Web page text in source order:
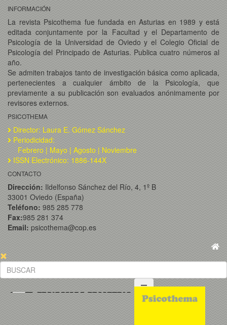
INFORMACIÓN
La revista Psicothema fue fundada en Asturias en 1989 y está
editada conjuntamente por la Facultad y el Departamento de
Psicología de la Universidad de Oviedo y el Colegio Oficial de
Psicología del Principado de Asturias. Publica cuatro números al
año.
Se admiten trabajos tanto de investigación básica como aplicada,
pertenecientes a cualquier ámbito de la Psicología, que
previamente a su publicación son evaluados anónimamente por
revisores externos.
PSICOTHEMA
Director: Laura E. Gómez Sánchez
Periodicidad:
Febrero | Mayo | Agosto | Noviembre
ISSN Electrónico: 1886-144X
CONTACTO
Dirección: Ildelfonso Sánchez del Río, 4, 1º B
33001 Oviedo (España)
Teléfono: 985 285 778
Fax:985 281 374
Email: psicothema@cop.es